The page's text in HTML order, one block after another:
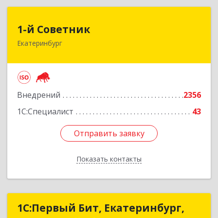
1-й Советник
Екатеринбург
Внедрений
2356
1С:Специалист
43
Отправить заявку
Показать контакты
620144, Свердловская обл, Екатеринбург г, 8
Отправить заявку
Назад
1С:Первый Бит, Екатеринбург,
1С:Первый Бит, Екатеринбург,